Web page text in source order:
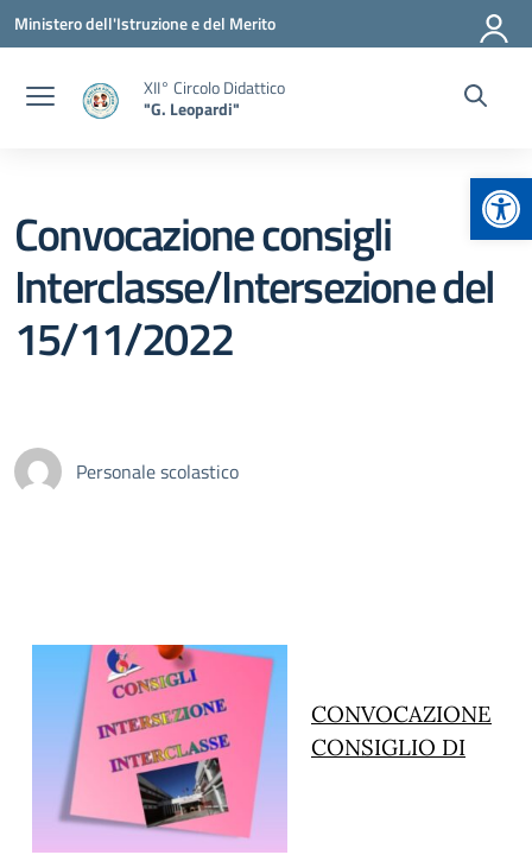
Vai ai contenuti
Vai al menu di navigazione
Vai al footer
Ministero dell'Istruzione e del Merito
XII° Circolo Didattico
"G. Leopardi"
Convocazione consigli
Interclasse/Intersezione del
15/11/2022
Personale scolastico
CONVOCAZIONE
CONSIGLIO DI